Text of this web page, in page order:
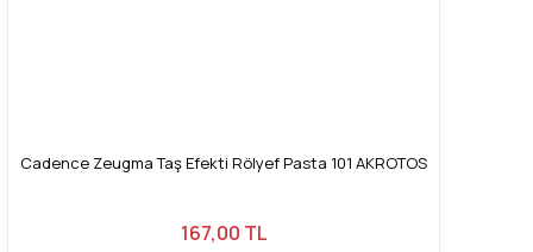
Cadence Zeugma Taş Efekti Rölyef Pasta 101 AKROTOS
167,00 TL